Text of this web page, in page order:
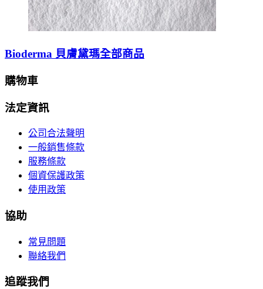
Bioderma 貝膚黛瑪全部商品
購物車
法定資訊
公司合法聲明
一般銷售條款
服務條款
個資保護政策
使用政策
協助
常見問題
聯絡我們
追蹤我們